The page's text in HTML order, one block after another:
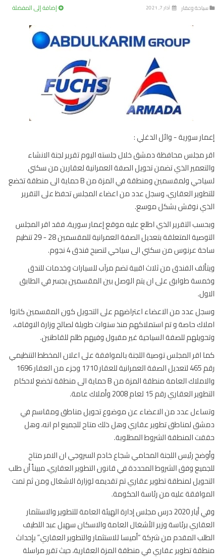
وعقار آذار 7, 2021 إضافة إلى المفضلة
سورية - وائل الدغلي :
مجلس محافظة دمشق خلال جلسته اليوم تقرير لجنة الانشاء
الذي تضمن تحويل الصفة العمرانية لعقارين من سكني
لسياحي ولمقسمين ومنطقة في المزة من B حماية الى منطقة تخضع
العقاري، وسجل عدد من اعضاء المجلس تحفظ على التقرير
نوقش بشكل موسع.
التقرير الذي اطلع عليه موقع إعمار سورية، فقد اقر المجلس
التوصية المتعلقة بتعديل الصفة العمرانية للمقسمين 28 - 29 تنظيم
عرنوس من سكني الى سياحي لتصبح فندق 4 نجوم.
الفندق من ثلاث اقبية تضم مرآب للسيارات وخدمات للندق
طوابق على ان يتم الوصل بين المقسمين بجسر في الطابق
عدد من الاعضاء اعتراضهم على التحويل كون المقسمين كانوا
حاصة و تم استملاكهم منذ سنوات طويلة لصالح وزارة الاوقاف،
للصفة السياحية غير مقبول وفيهم ظلم للقاطنين.
اقر المجلس توصية اللجنة بالموافقة على اعلان المخطط التنظيمي
رقم 465 لتعديل الصفة العمرانية للعقار 1710 وجزء من العقار 1696
والاملاك العامة منطقة المزة من B حماية الى منطقة تخضع لاحكام
العقاري رقم 15 لعام 2008 وأملاك عامة.
عدد من الاعضاء عن موضوع تحويل مناطق ومقاسم في
لمناطق تطوير عقاري وهل ذلك متاح للجميع ام انه، وهل
المنطقة الشروط المطلوبة.
رئيس اللجنة المحامي شجاع خادم السروجي ان الامر متاح
وفق الشروط المحددة في قانون التطوير العقاري، مبيناً أن طلب
لمنطقة تطوير عقاري تم تقديمه لوزارة الاشغال ومن ثم تمت
عليه من رئاسة الحكومة.
وفي أيار 2020 درس مجلس إدارة الهيئة العامة للتطوير والاستثمار
برئاسة وزير الأشغال العامة والاسكان سهيل عبد اللطيف
المقدم من شركة “أميسا للاستثمار والتطوير العقاري” بإحداث
تطوير عقاري في منطقة المزة العقارية، حيث تقرر مراسلة